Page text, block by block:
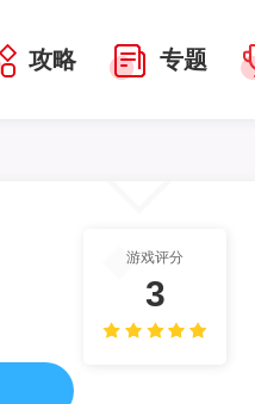
攻略 专题
游戏评分
3